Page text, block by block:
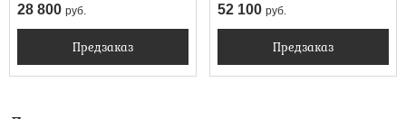
28 800 руб.
Предзаказ
52 100 руб.
Предзаказ